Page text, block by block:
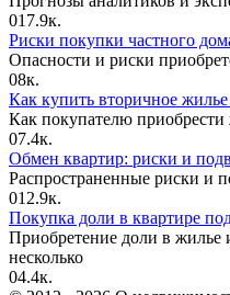
017.9к.
Риски покупки частного
Опасности и риски
08к.
Как купить вторичное жилье
Как покупателю приобрести
07.4к.
Обмен квартир: риски и
Распространенные риски и
012.9к.
Покупка доли в квартире
Приобретение доли в жилье
несколько
04.4к.